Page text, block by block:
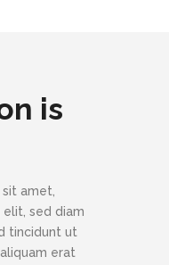
is
amet,
sed diam
tincidunt ut
erat